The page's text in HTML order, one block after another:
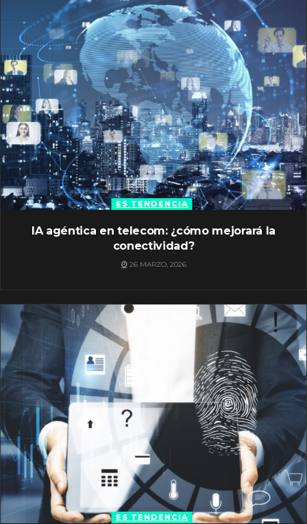
ES TENDENCIA
IA agéntica en telecom: ¿cómo mejorará la
conectividad?
26 MARZO, 2026
ES TENDENCIA